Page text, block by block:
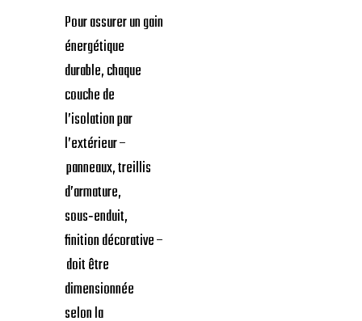
Pour assurer un gain
énergétique
durable, chaque
couche de
l’isolation par
l’extérieur –
panneaux, treillis
d’armature,
sous‑enduit,
finition décorative –
doit être
dimensionnée
selon la